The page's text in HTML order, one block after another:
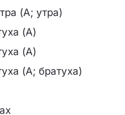
(А; утра)
(А)
(А)
(А; братуха)